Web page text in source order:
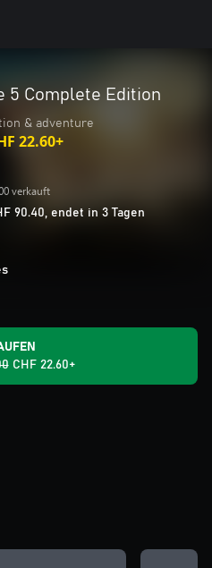
5 Complete Edition
& adventure
22.60+
verkauft
90.40, endet in 3 Tagen
CHF 22.60+